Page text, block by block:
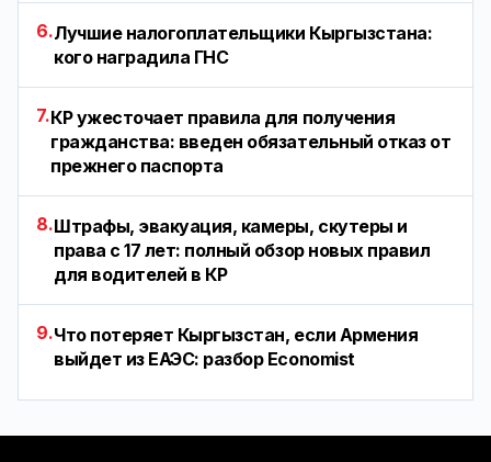
6.Лучшие налогоплательщики Кыргызстана:
кого наградила ГНС
7.КР ужесточает правила для получения
гражданства: введен обязательный отказ от
прежнего паспорта
8.Штрафы, эвакуация, камеры, скутеры и
права с 17 лет: полный обзор новых правил
для водителей в КР
9.Что потеряет Кыргызстан, если Армения
выйдет из ЕАЭС: разбор Economist